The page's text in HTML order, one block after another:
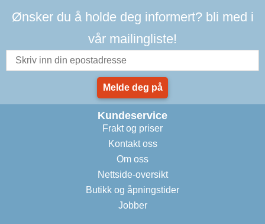
Ønsker du å holde deg informert? bli med i
vår mailingliste!
Melde deg på
Kundeservice
Frakt og priser
Kontakt oss
Om oss
Nettside-oversikt
Butikk og åpningstider
Jobber